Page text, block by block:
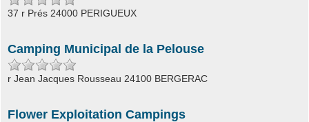
37 r Prés 24000 PERIGUEUX
Camping Municipal de la Pelouse
r Jean Jacques Rousseau 24100 BERGERAC
Flower Exploitation Campings